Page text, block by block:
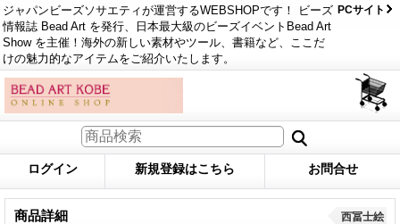
ジャパンビーズソサエティが運営するWEBSHOPです！ ビーズ
情報誌 Bead Art を発行、日本最大級のビーズイベントBead Art
Show を主催！海外の新しい素材やツール、書籍など、ここだ
けの魅力的なアイテムをご紹介いたします。
PCサイト
ログイン 新規登録はこちら お問合せ
商品詳細 西冨士絵